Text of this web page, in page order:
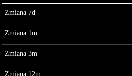
Zmiana 7d
Zmiana 1m
Zmiana 3m
Zmiana 12m